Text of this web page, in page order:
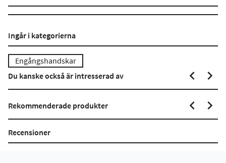
Ingår i kategorierna
Engångshandskar
Du kanske också är intresserad av
Rekommenderade produkter
Recensioner